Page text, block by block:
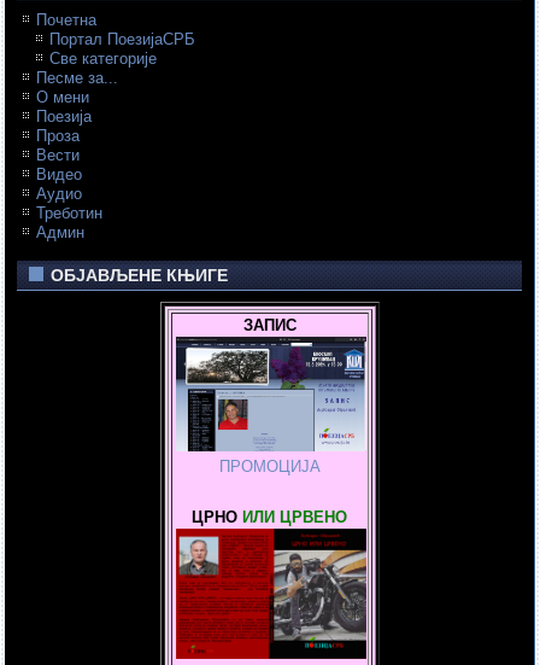
Почетна
Портал ПоезијаСРБ
Све категорије
Песме за...
О мени
Поезија
Проза
Вести
Видео
Аудио
Треботин
Админ
ОБЈАВЉЕНЕ КЊИГЕ
ЗАПИС
ПРОМОЦИЈА
ЦРНО ИЛИ ЦРВЕНО